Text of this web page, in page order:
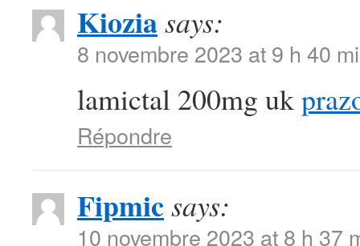
Kioziasays:
8 novembre 2023 at 9 h 40
lamictal 200mg uk
Répondre
Fipmicsays:
10 novembre 2023 at 8 h 37